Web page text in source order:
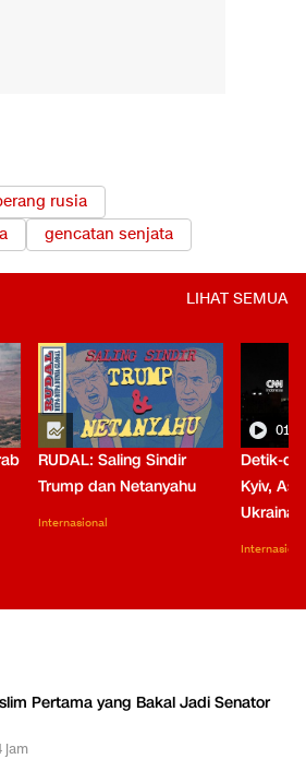
rusia
gencatan senjata
LIHAT SEMUA
RUDAL: Saling Sindir
Trump dan Netanyahu
Internasional
Detik-
Kyiv,
Ukraina
Pertama yang Bakal Jadi Senator
jam